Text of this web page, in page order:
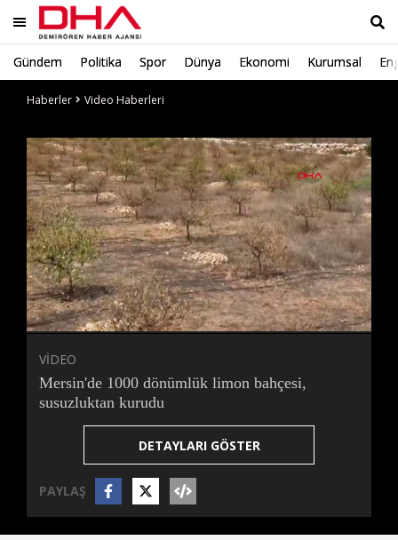
Gündem Politika Spor Dünya Ekonomi Kurumsal
Haberler
Video Haberleri
Süre
/
Toplam
Süre Yüklendi:
0%
Yükleniyor:
0%
VİDEO
Mersin'de 1000 dönümlük limon bahçesi,
susuzluktan kurudu
DETAYLARI GÖSTER
PAYLAŞ